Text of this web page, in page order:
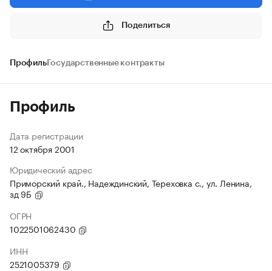
Поделиться
ПрофильГосударственные контракты
Профиль
Дата регистрации
12 октября 2001
Юридический адрес
Приморский край., Надеждинский, Тереховка с., ул. Ленина,
зд 9Б
ОГРН
1022501062430
ИНН
2521005379